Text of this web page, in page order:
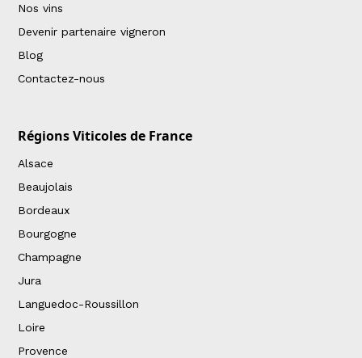
Nos vins
Devenir partenaire vigneron
Blog
Contactez-nous
Régions Viticoles de France
Alsace
Beaujolais
Bordeaux
Bourgogne
Champagne
Jura
Languedoc-Roussillon
Loire
Provence